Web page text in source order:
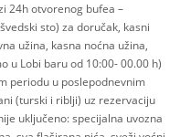
24h otvorenog bufea –
sto) za doručak, kasni
užina, kasna noćna užina,
u Lobi baru od 10:00- 00.00 h)
periodu u poslepodnevnim
(turski i riblji) uz rezervaciju
uključeno: specijalna uvozna